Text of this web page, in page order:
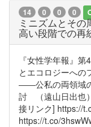
14 0 0 0
ミニズムとそ
高い段階での再
『女性学年報』
とエコロジーへの
――公私の両領域
討 （遠山日出也
接リンク] https://
https://t.co/